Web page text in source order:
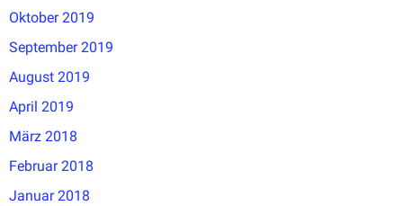
Oktober 2019
September 2019
August 2019
April 2019
März 2018
Februar 2018
Januar 2018